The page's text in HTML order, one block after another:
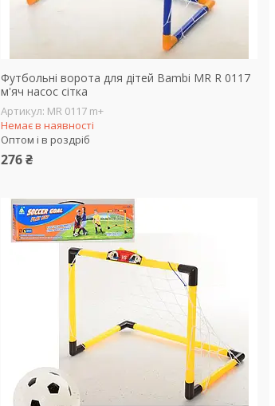
Футбольні ворота для дітей Bambi MR R 0117
м'яч насос сітка
MR 0117 m+
Немає в наявності
Оптом і в роздріб
276 ₴